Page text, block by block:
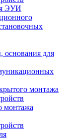
ЭУИ
основания для
монтажа
монтажа